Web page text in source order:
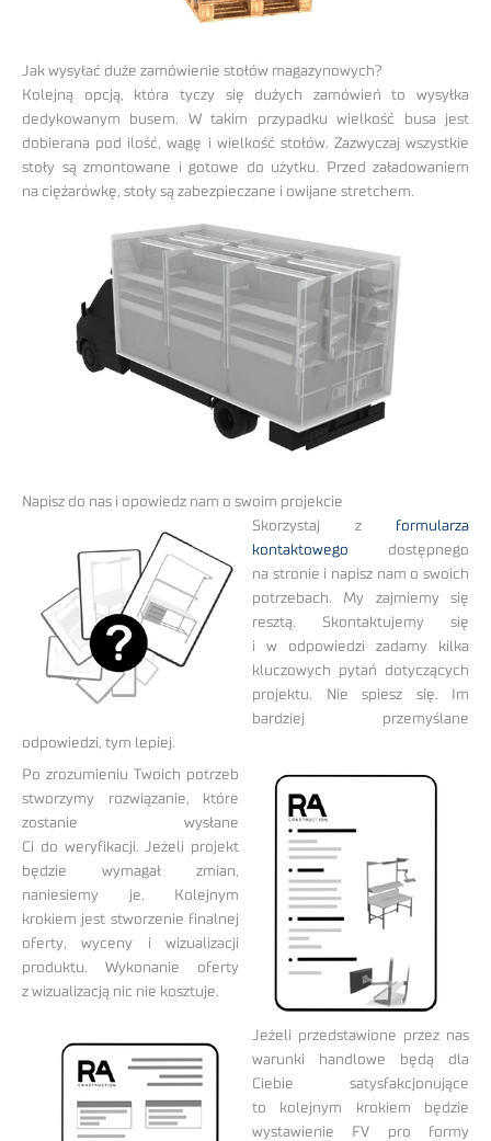
Jak wysyłać duże zamówienie stołów magazynowych?
Kolejną opcją, która tyczy się dużych zamówień to wysyłka
dedykowanym busem. W takim przypadku wielkość busa jest
dobierana pod ilość, wagę i wielkość stołów. Zazwyczaj wszystkie
stoły są zmontowane i gotowe do użytku. Przed załadowaniem
na ciężarówkę, stoły są zabezpieczane i owijane stretchem.
Napisz do nas i opowiedz nam o swoim projekcie
Skorzystaj zformularza
kontaktowego dostępnego
na stronie i napisz nam o swoich
potrzebach. My zajmiemy się
resztą. Skontaktujemy się
i w odpowiedzi zadamy kilka
kluczowych pytań dotyczących
projektu. Nie spiesz się. Im
bardziej przemyślane
odpowiedzi, tym lepiej.
Po zrozumieniu Twoich potrzeb
stworzymy rozwiązanie, które
zostanie wysłane
Ci do weryfikacji. Jeżeli projekt
będzie wymagał zmian,
naniesiemy je. Kolejnym
krokiem jest stworzenie finalnej
oferty, wyceny i wizualizacji
produktu. Wykonanie oferty
z wizualizacją nic nie kosztuje.
Jeżeli przedstawione przez nas
warunki handlowe będą dla
Ciebie satysfakcjonujące
to kolejnym krokiem będzie
wystawienie FV pro formy